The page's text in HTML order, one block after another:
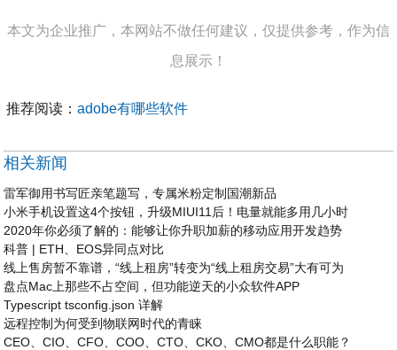
本文为企业推广，本网站不做任何建议，仅提供参考，作为信
息展示！
推荐阅读：adobe有哪些软件
相关新闻
雷军御用书写匠亲笔题写，专属米粉定制国潮新品
小米手机设置这4个按钮，升级MIUI11后！电量就能多用几小时
2020年你必须了解的：能够让你升职加薪的移动应用开发趋势
科普 | ETH、EOS异同点对比
线上售房暂不靠谱，“线上租房”转变为“线上租房交易”大有可为
盘点Mac上那些不占空间，但功能逆天的小众软件APP
Typescript tsconfig.json 详解
远程控制为何受到物联网时代的青睐
CEO、CIO、CFO、COO、CTO、CKO、CMO都是什么职能？